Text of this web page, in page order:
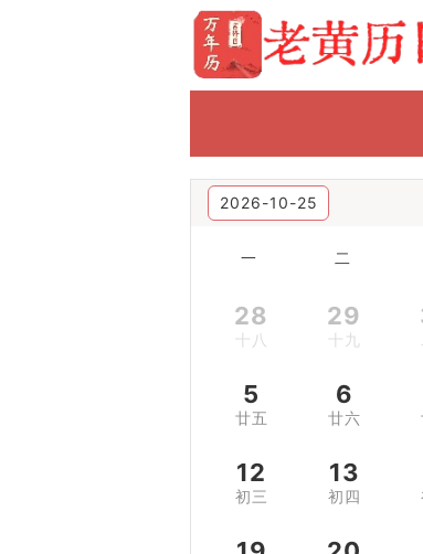
2026-10-25
一 二
28
十八
29
十九
5
廿五
6
廿六
12
初三
13
初四